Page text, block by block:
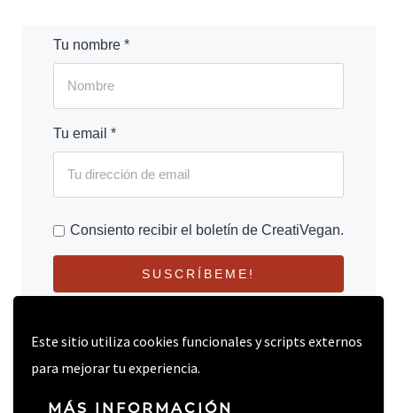
Este sitio utiliza cookies funcionales y scripts externos
para mejorar tu experiencia.
MÁS INFORMACIÓN
Tu nombre *
Tu email *
Consiento recibir el boletín de CreatiVegan.
SUSCRÍBEME!